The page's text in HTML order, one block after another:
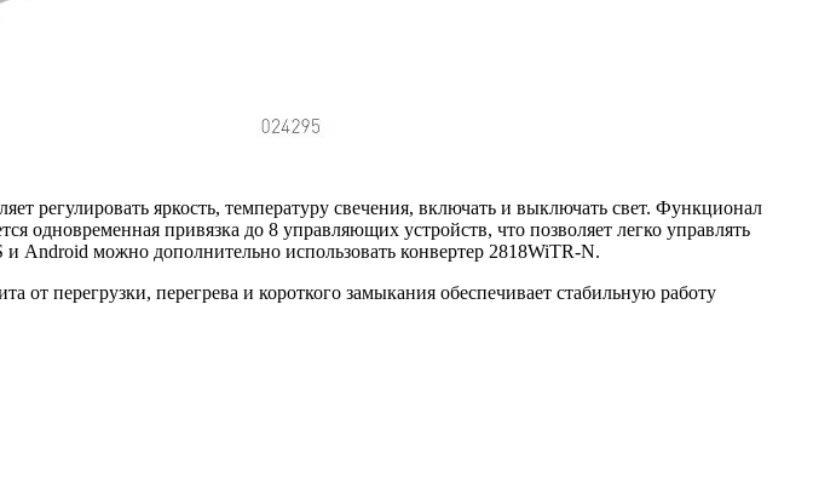
регулировать яркость, температуру свечения, включать и выключать свет. Функционал
одновременная привязка до 8 управляющих устройств, что позволяет легко управлять
Android можно дополнительно использовать конвертер 2818WiTR-N.
перегрузки, перегрева и короткого замыкания обеспечивает стабильную работу